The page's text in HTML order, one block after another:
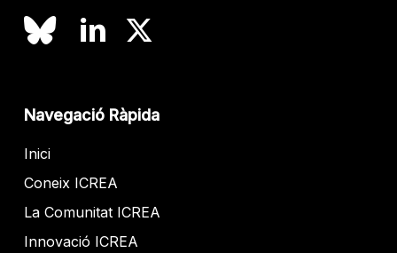
Navegació Ràpida
Inici
Coneix ICREA
La Comunitat ICREA
Innovació ICREA